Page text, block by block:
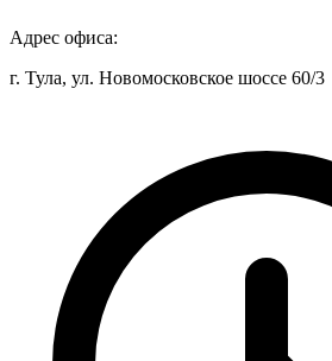
Адрес офиса:
г. Тула, ул. Новомосковское шоссе 60/3